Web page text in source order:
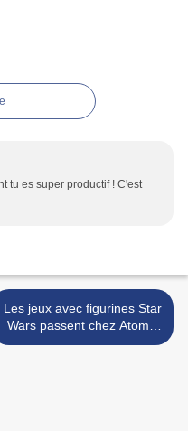
tu es super productif ! C'est
Les jeux avec figurines Star
Wars passent chez Atomic
Mass Games >